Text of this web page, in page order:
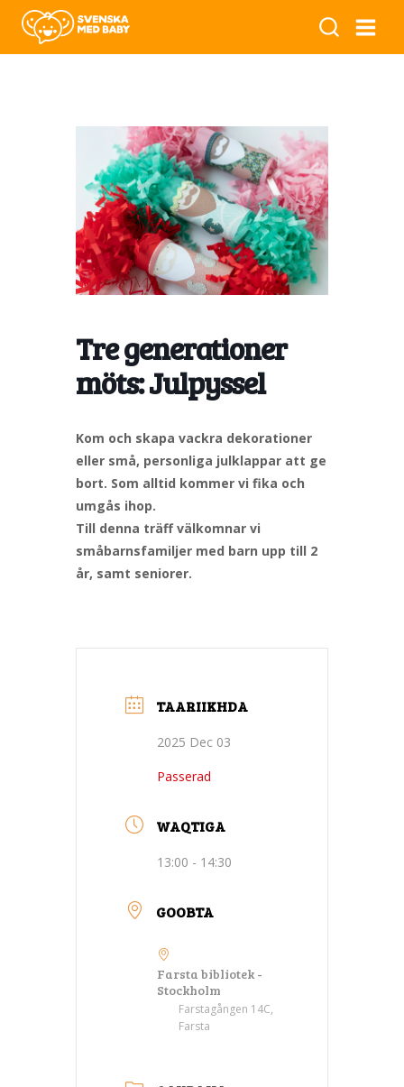
Tre generationer
möts: Julpyssel
Kom och skapa vackra dekorationer
eller små, personliga julklappar att ge
bort. Som alltid kommer vi fika och
umgås ihop.
Till denna träff välkomnar vi
småbarnsfamiljer med barn upp till 2
år, samt seniorer.
TAARIIKHDA
2025 Dec 03
Passerad
WAQTIGA
13:00 - 14:30
GOOBTA
Farsta bibliotek -
Stockholm
Farstagången 14C,
Farsta